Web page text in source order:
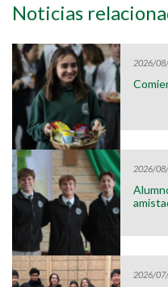
Noticias
2026/
2026/
2026/